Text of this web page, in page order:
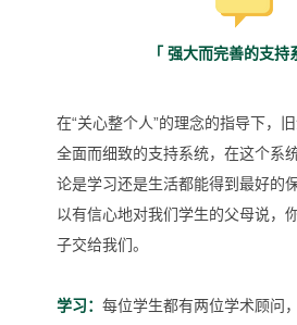
「 强大而完善的支持
在“关心整个人”的理念的指导下，
全面而细致的支持系统，在这个系
论是学习还是生活都能得到最好的
以有信心地对我们学生的父母说，
子交给我们。
学习： 每位学生都有两位学术顾问